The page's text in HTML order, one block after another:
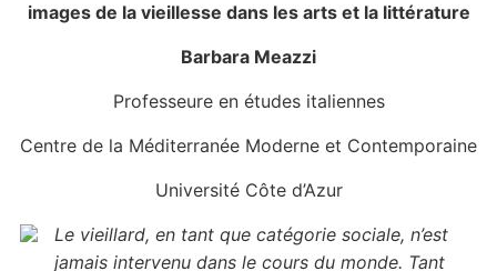
images de la vieillesse dans les arts et la littérature
Barbara Meazzi
Professeure en études italiennes
Centre de la Méditerranée Moderne et Contemporaine
Université Côte d’Azur
Le vieillard, en tant que catégorie sociale, n’est
jamais intervenu dans le cours du monde. Tant